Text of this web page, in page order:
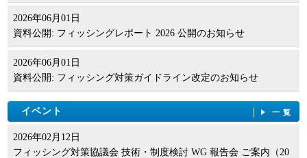
2026年06月01日
資料公開: フィッシングレポート 2026 公開のお知らせ
2026年06月01日
資料公開: フィッシング対策ガイドライン改定のお知らせ
イベント 一覧
2026年02月12日
フィッシング対策協議会 技術・制度検討 WG 報告会 ご案内（20